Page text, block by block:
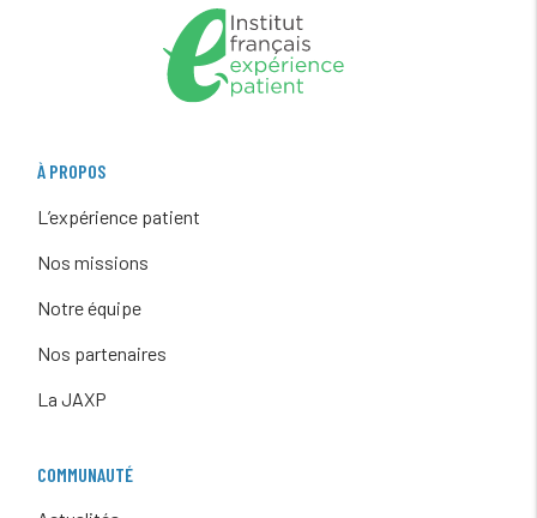
À PROPOS
L’expérience patient
Nos missions
Notre équipe
Nos partenaires
La JAXP
COMMUNAUTÉ